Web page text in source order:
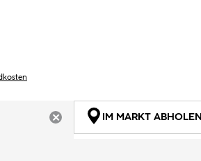
ARTIKEL NICHT VERFÜGBAR
IM MARKT ABHOLEN